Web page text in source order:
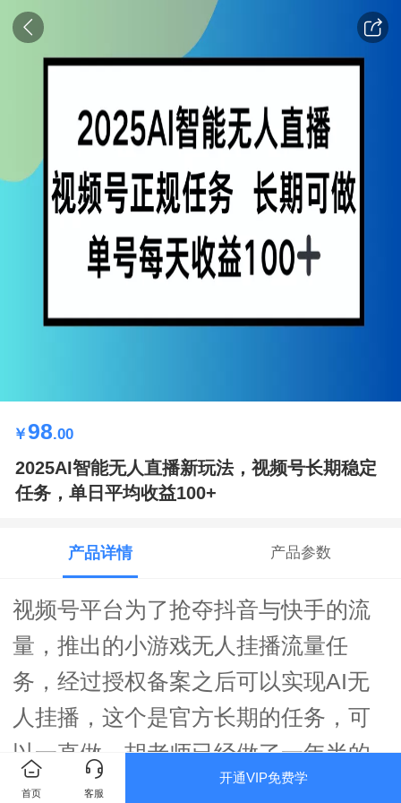
￥98.00
2025AI智能无人直播新玩法，视频号长期稳定
任务，单日平均收益100+
产品详情 产品参数
视频号平台为了抢夺抖音与快手的流
量，推出的小游戏无人挂播流量任
务，经过授权备案之后可以实现AI无
人挂播，这个是官方长期的任务，可
以一直做，胡老师已经做了一年半的
时间，而且是长期在做，不用担心这
首页 客服
开通VIP免费学